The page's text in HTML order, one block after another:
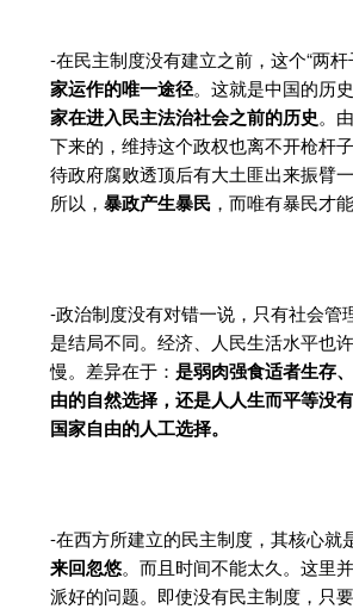
-在民主制度没有建立之前，这个“两杆
家运作的唯一途径。这就是中国的历
家在进入民主法治社会之前的历史。
下来的，维持这个政权也离不开枪杆
待政府腐败透顶后有大土匪出来振臂
所以， 暴政产生暴民 ，而唯有暴民才
-政治制度没有对错一说，只有社会管
是结局不同。经济、人民生活水平也
慢。差异在于： 是弱肉强食适者生存
由的自然选择， 还是人人生而平等没
国家自由的人工选择。
-在西方所建立的民主制度，其核心就
来回忽悠。而且时间不能太久。这里
派好的问题。即使没有民主制度，只